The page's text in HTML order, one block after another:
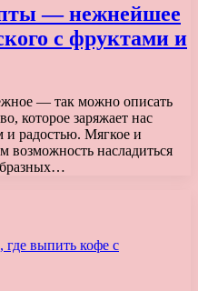
— нежнейшее
с фруктами и
— так можно описать
которое заряжает нас
и радостью. Мягкое и
возможность насладиться
выпить кофе с